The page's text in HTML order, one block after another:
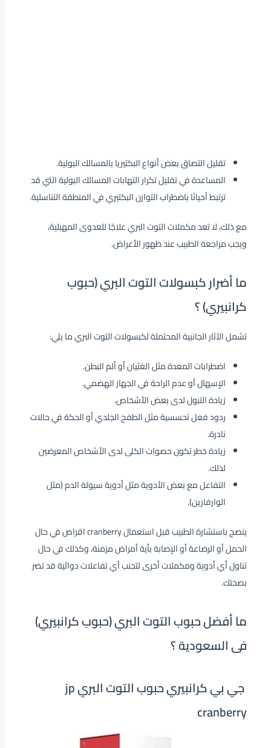
تقليل التصاق بعض أنواع البكتيريا بالمسالك البولية.
المساعدة في تقليل تكرار التهابات المسالك البولية التي قد
ترتبط أحيانًا باضطراب التوازن البكتيري في المنطقة التناسلية.
مع ذلك، لا تعد مكملات التوت البري علاجًا للعدوى المهبلية،
ويجب مراجعة الطبيب عند ظهور الأعراض.
ما أضرار كبسولات التوت البري (حبوب
كرانبيري) ؟
تشمل الآثار الجانبية المحتملة لكبسولات التوت البري ما يلي:
اضطرابات المعدة مثل الغثيان أو ألم البطن.
الإسهال أو عدم الراحة في الجهاز الهضمي.
زيادة التبول لدى بعض الأشخاص.
ردود فعل تحسسية مثل الطفح الجلدي أو الحكة في حالات
نادرة.
زيادة خطر تكون حصوات الكلى لدى الأشخاص المعرضين
لذلك.
التفاعل مع بعض الأدوية مثل أدوية سيولة الدم (مثل
الوارفارين).
ينصح باستشارة الطبيب قبل استعمال cranberry اقراص في حال
الحمل أو الرضاعة أو الإصابة بأية أمراض مزمنة، وكذلك في حال
تناول أي أدوية ومكملات أخرى لتجنب أي تفاعلات دوائية قد تضر
بصحتك.
ما أفضل حبوب التوت البري (حبوب كرانبيري)
فى السعودية ؟
جي بي كرانبيري حبوب التوت البري jp
cranberry